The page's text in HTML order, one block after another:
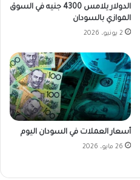
الدولار يلامس 4300 جنيه في السوق
الموازي بالسودان
2 يونيو، 2026
أسعار العملات في السودان اليوم
26 مايو، 2026